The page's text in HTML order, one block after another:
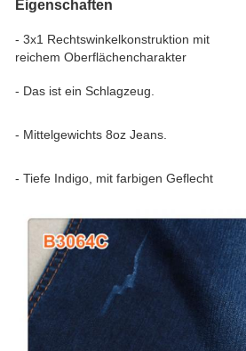
Eigenschaften
- 3x1 Rechtswinkelkonstruktion mit
reichem Oberflächencharakter
- Das ist ein Schlagzeug.
- Mittelgewichts 8oz Jeans.
- Tiefe Indigo, mit farbigen Geflecht